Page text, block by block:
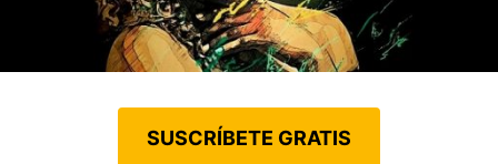
SUSCRÍBETE GRATIS